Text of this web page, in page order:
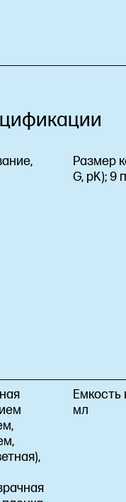
Размер
G, pK); 9
Емкость
мл